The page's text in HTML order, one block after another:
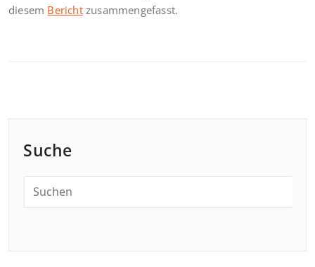
diesem Berichtzusammengefasst.
Suche